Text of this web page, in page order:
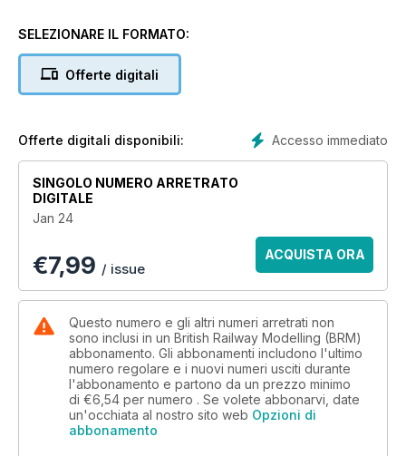
January issue of BRM with added extras, including this
back to 10 of our favourite layouts of 2023. Sit back, relax,
What’s Inside BRM January…
• Norwich Central (O)
• Henstridge (N)
PRACTICAL ADVICE
• Two ways to create exciting railway arches
• How to build a station canopy
• Create your own Santa train for under the tree
• Build an eye-catching micro diorama
• Laying track in TT:120
SELEZIONARE IL FORMATO:
Offerte digitali
Accesso immediato
Offerte digitali disponibili:
SINGOLO NUMERO ARRETRATO
DIGITALE
Jan 24
€7,99 / issue
ACQUISTA ORA
Questo numero e gli altri numeri arretrati non
sono inclusi in un British Railway Modelling (BRM)
abbonamento. Gli abbonamenti includono l'ultimo
numero regolare e i nuovi numeri usciti durante
l'abbonamento e partono da un prezzo minimo
di €6,54 per numero . Se volete abbonarvi, date
un'occhiata al nostro sito web Opzioni di
abbonamento